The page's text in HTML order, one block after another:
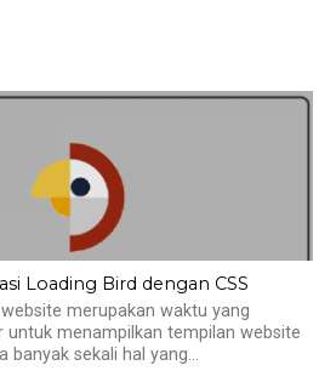
Loading Bird dengan CSS
merupakan waktu yang
untuk menampilkan tempilan website
banyak sekali hal yang...